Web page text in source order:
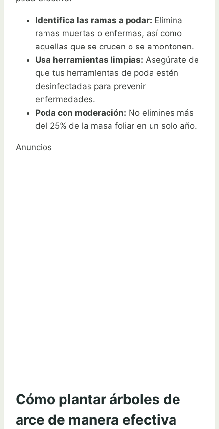
Identifica las ramas a podar: Elimina
ramas muertas o enfermas, así como
aquellas que se crucen o se amontonen.
Usa herramientas limpias: Asegúrate de
que tus herramientas de poda estén
desinfectadas para prevenir
enfermedades.
Poda con moderación: No elimines más
del 25% de la masa foliar en un solo año.
Anuncios
Cómo plantar árboles de
arce de manera efectiva